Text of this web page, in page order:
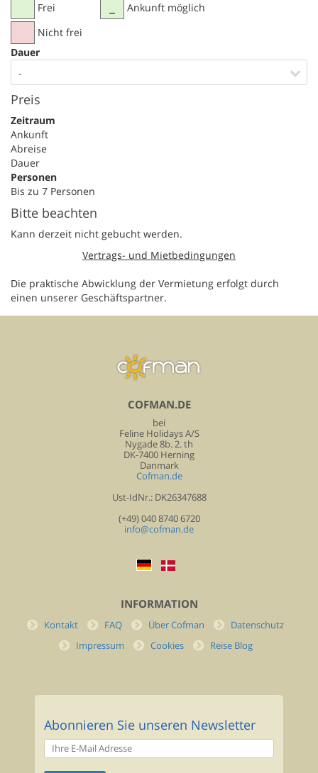
Frei
Nicht frei
Ankunft möglich
Dauer
-
Preis
Zeitraum
Ankunft
Abreise
Dauer
Personen
Bis zu 7 Personen
Bitte beachten
Kann derzeit nicht gebucht werden.
Vertrags- und Mietbedingungen
Die praktische Abwicklung der Vermietung erfolgt durch
einen unserer Geschäftspartner.
COFMAN.DE
bei
Feline Holidays A/S
Nygade 8b. 2. th
DK-7400 Herning
Danmark
Cofman.de
Ust-IdNr.: DK26347688
(+49) 040 8740 6720
info@cofman.de
INFORMATION
Kontakt FAQ Über Cofman
Datenschutz
Impressum
Cookies Reise Blog
Abonnieren Sie unseren Newsletter